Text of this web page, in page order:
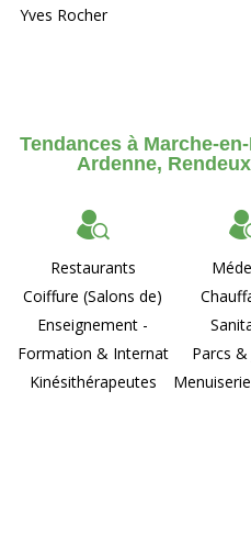
Yves Rocher
Tendances à Marche-
Ardenne,
Restaurants
Coiffure (Salons de)
Enseignement -
Formation & Internat
Kinésithérapeutes
Parcs &